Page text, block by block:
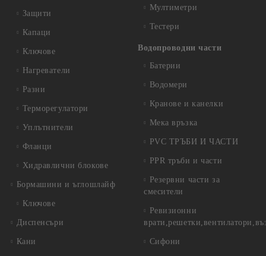
Защити
Капаци
Ключове
Нагреватели
Разни
Терморегулатори
Уплътнители
Фланци
Хидравлични блокове
Бормашини и ъглошлайф
Ключове
Диспенсъри
Кани
Мултиметри
Тестери
Водопроводни части
Батерии
Водомери
Кранове и канелки
Мека връзка
PVC ТРЪБИ И ЧАСТИ
PPR тръби и части
Резервни части за
смесители
Ревизионни
Сифони